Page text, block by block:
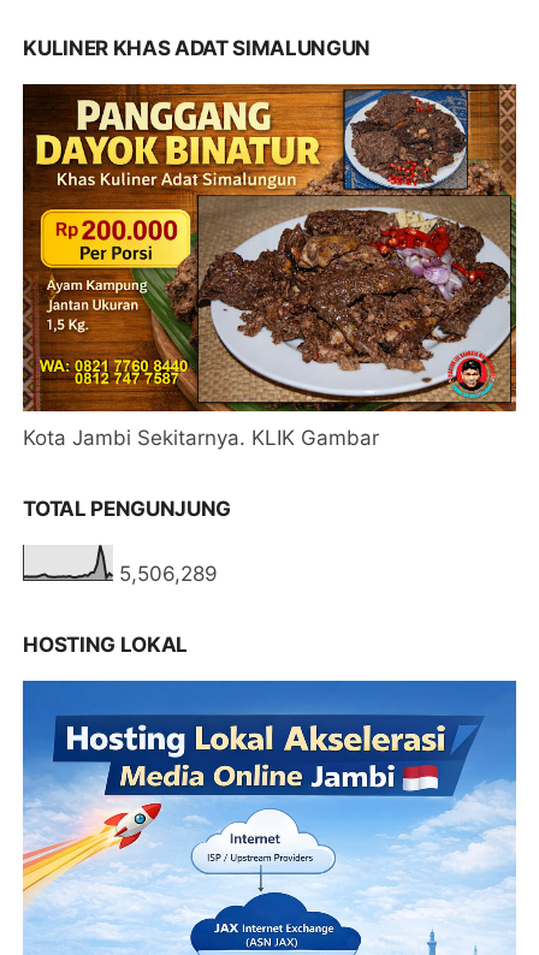
KULINER KHAS ADAT SIMALUNGUN
Kota Jambi Sekitarnya. KLIK Gambar
TOTAL PENGUNJUNG
5,506,289
HOSTING LOKAL